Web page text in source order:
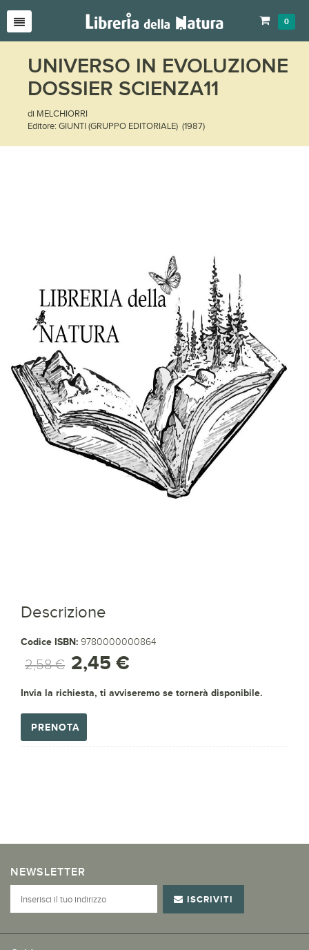
0
UNIVERSO IN EVOLUZIONE
DOSSIER SCIENZA11
di MELCHIORRI
Editore: GIUNTI (GRUPPO EDITORIALE) (1987)
Descrizione
Codice ISBN: 9780000000864
2,58 € 2,45 €
Invia la richiesta, ti avviseremo se tornerà disponibile.
PRENOTA
NEWSLETTER
ISCRIVITI